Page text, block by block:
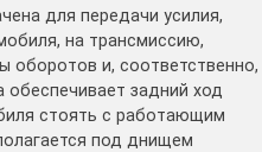
для передачи усилия,
на трансмиссию,
оборотов и, соответственно,
задний ход
стоять с работающим
под днищем